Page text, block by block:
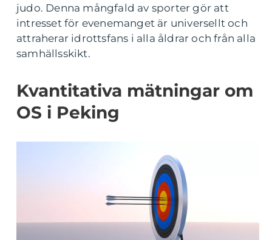
judo. Denna mångfald av sporter gör att
intresset för evenemanget är universellt och
attraherar idrottsfans i alla åldrar och från alla
samhällsskikt.
Kvantitativa mätningar om
OS i Peking